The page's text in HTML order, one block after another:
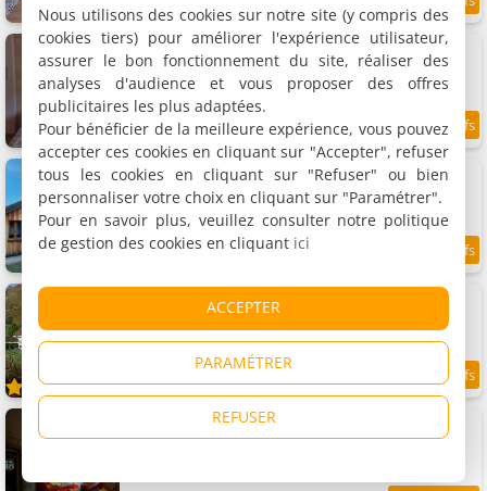
5.8 km 8.5/10
Appartement Parenthèse Vosgienne
Appartement, 45 m²
4 personnes, 1 salle de bains
5.8 km 9.7/10
Le chalet du bois joli
Maison de vacances, 118 m²
4 personnes, 2 chambres, 1 salle de bains
Chalet, 140 m²
8 personnes, 1 chambre, 1 salle de bains
5.8 km 9.5/10
Appartement Voie Verte
Appartement, 75 m²
Nous utilisons des cookies sur notre site (y compris des
cookies tiers) pour améliorer l'expérience utilisateur,
assurer le bon fonctionnement du site, réaliser des
analyses d'audience et vous proposer des offres
publicitaires les plus adaptées.
Pour bénéficier de la meilleure expérience, vous pouvez
accepter ces cookies en cliquant sur "Accepter", refuser
tous les cookies en cliquant sur "Refuser" ou bien
personnaliser votre choix en cliquant sur "Paramétrer".
Pour en savoir plus, veuillez consulter notre politique
de gestion des cookies en cliquant ici
ACCEPTER
PARAMÉTRER
REFUSER